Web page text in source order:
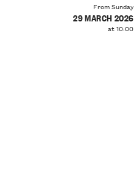
From Sunday
29 MARCH 2026
at 10:00